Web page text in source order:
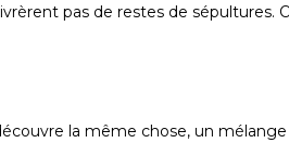
pas de restes de
la même chose, un